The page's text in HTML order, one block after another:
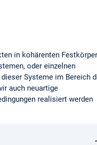
in kohärenten
oder einzelnen
Systeme im Bereich
auch neuartige
realisiert werden